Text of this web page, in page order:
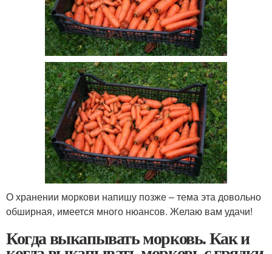
О хранении моркови напишу позже – тема эта довольно
обширная, имеется много нюансов. Желаю вам удачи!
Когда выкапывать морковь. Как и